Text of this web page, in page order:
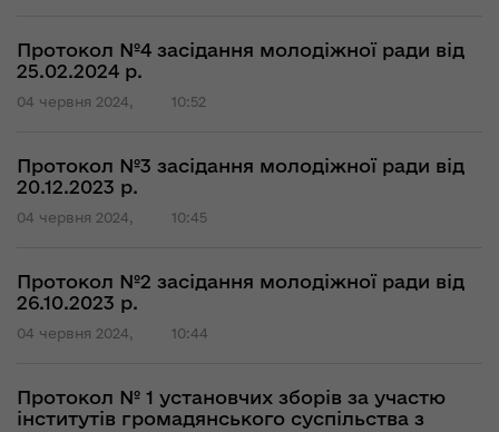
Протокол №4 засідання молодіжної ради від
25.02.2024 р.
04 червня 2024, 10:52
Протокол №3 засідання молодіжної ради від
20.12.2023 р.
04 червня 2024, 10:45
Протокол №2 засідання молодіжної ради від
26.10.2023 р.
04 червня 2024, 10:44
Протокол № 1 установчих зборів за участю
інститутів громадянського суспільства з